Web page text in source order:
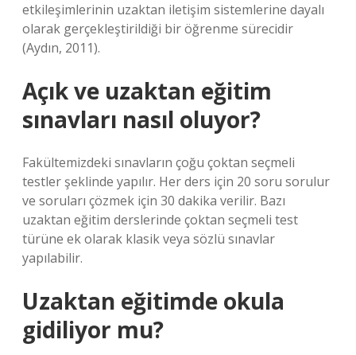
etkileşimlerinin uzaktan iletişim sistemlerine dayalı
olarak gerçekleştirildiği bir öğrenme sürecidir
(Aydın, 2011).
Açık ve uzaktan eğitim
sınavları nasıl oluyor?
Fakültemizdeki sınavların çoğu çoktan seçmeli
testler şeklinde yapılır. Her ders için 20 soru sorulur
ve soruları çözmek için 30 dakika verilir. Bazı
uzaktan eğitim derslerinde çoktan seçmeli test
türüne ek olarak klasik veya sözlü sınavlar
yapılabilir.
Uzaktan eğitimde okula
gidiliyor mu?